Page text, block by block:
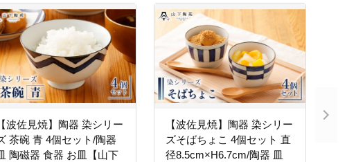
【波佐見焼】陶器 染シリー
茶碗 青 4個セット/陶器
陶磁器 食器 お皿【山下
【波佐見焼】陶器 染シリー
ズそばちょこ 4個セット 直
径8.5cm×H6.7cm/陶器 皿